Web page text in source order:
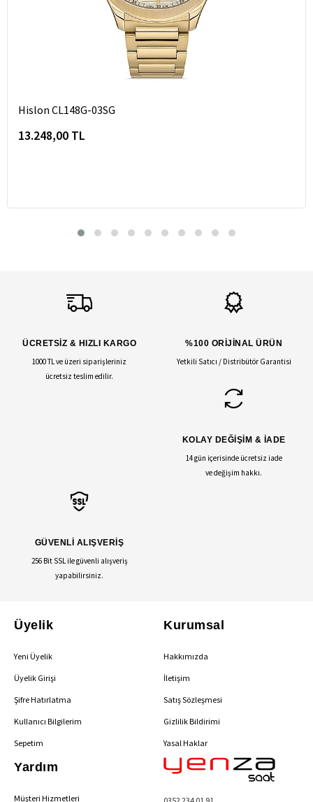
Hislon CL148G-03SG
13.248,00 TL
ÜCRETSİZ & HIZLI KARGO
1000 TL ve üzeri siparişleriniz
ücretsiz teslim edilir.
%100 ORİJİNAL ÜRÜN
Yetkili Satıcı / Distribütör Garantisi
KOLAY DEĞİŞİM & İADE
14 gün içerisinde ücretsiz iade
ve değişim hakkı.
GÜVENLİ ALIŞVERİŞ
256 Bit SSL ile güvenli alışveriş
yapabilirsiniz.
Üyelik
Yeni Üyelik
Üyelik Girişi
Şifre Hatırlatma
Kullanıcı Bilgilerim
Sepetim
Kurumsal
Hakkımızda
İletişim
Satış Sözleşmesi
Gizlilik Bildirimi
Yasal Haklar
Yardım
Müşteri Hizmetleri